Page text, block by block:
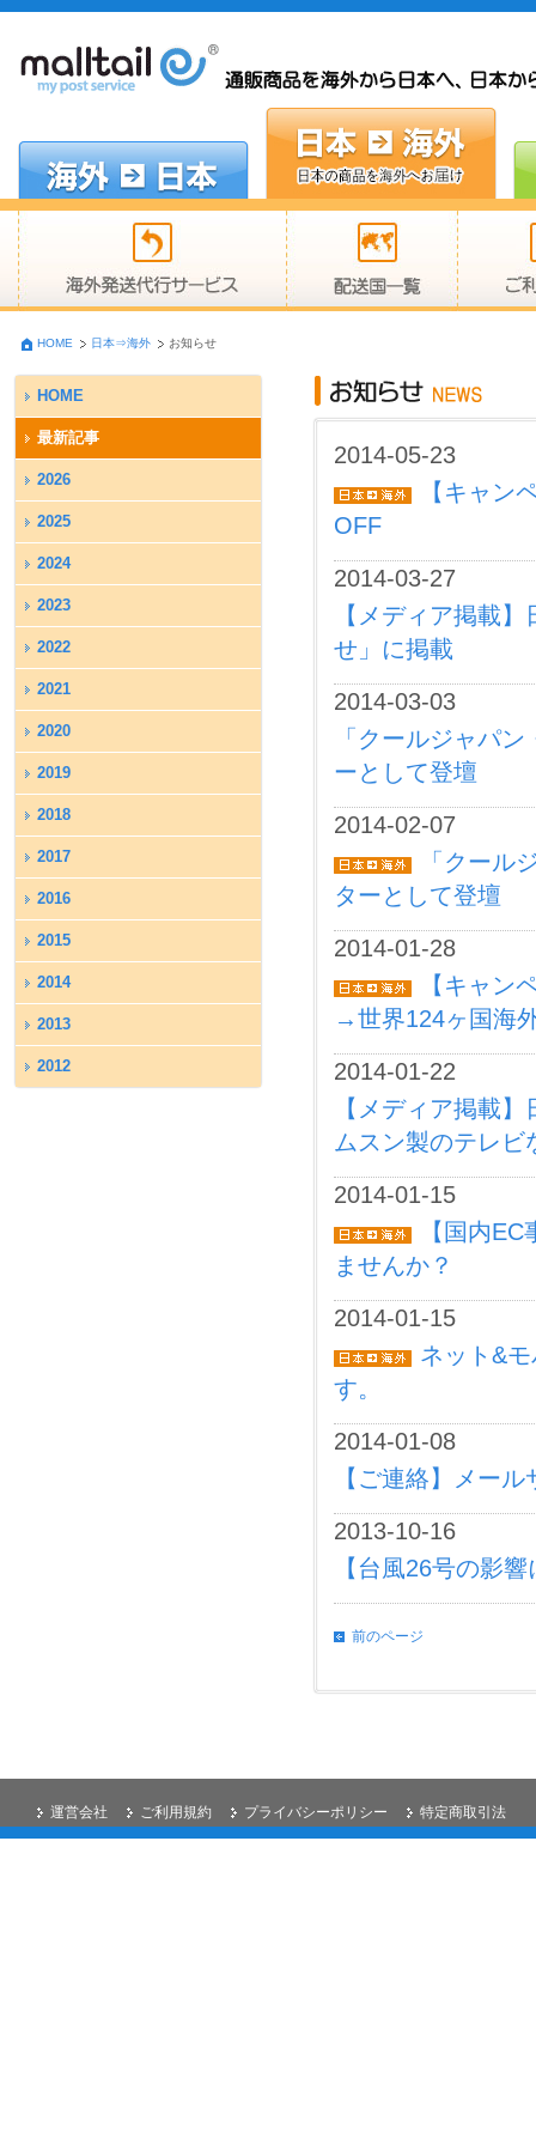
HOME 日本⇒海外 お知らせ
HOME
最新記事
2026
2025
2024
2023
2022
2021
2020
2019
2018
2017
2016
2015
2014
2013
2012
2014-05-23
【キャン
OFF
2014-03-27
【メディア掲載
せ」に掲載
2014-03-03
「クールジャパ
ーとして登壇
2014-02-07
「クール
ターとして登壇
2014-01-28
【キャン
→世界124ヶ国海
2014-01-22
【メディア掲載
ムスン製のテレビ
2014-01-15
【国内
ませんか？
2014-01-15
ネット&
す。
2014-01-08
【ご連絡】メー
2013-10-16
【台風26号の影
前のページ
特定商取引法
プライバシーポリシー
ご利用規約
運営会社